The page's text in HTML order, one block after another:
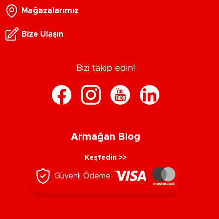
Mağazalarımız
Bize Ulaşın
Bizi takip edin!
Armağan Blog
Keşfedin >>
Güvenli Ödeme